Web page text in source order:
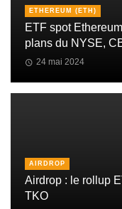
ETHEREUM (ETH)
ETF spot
plans du NYSE,
24 mai 2024
AIRDROP
Airdrop : le rollup
TKO